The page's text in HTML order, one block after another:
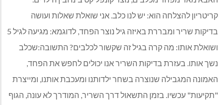
קריטריון להצלחה הוא: יש לנו כלב. אני שואלת שאלות ועושה
בדיקות שריר ומבררת באיזה גיל נוצר הפחד, לדוגמא: מגיעה לגיל 5
ושואלת אותו: מה קרה בגיל זה שקשור לכלבים? התשובה:שכלב
נשך אותו. בעזרת בדיקות השריר אנו יכולים לחפש את הפחד,
האמונה המגבילה שנוצרה בשחר ילדותנו ומעכבת אותנו, ומייצרת
"תקיעות" עכשיו. בזמן התשאול דרך השריר, המודרך לא עונה, הגוף